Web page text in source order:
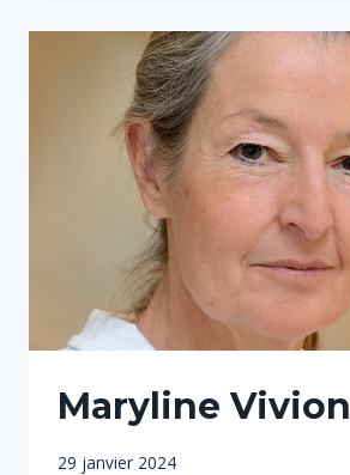
Maryline Vivion
Par
29 janvier 2024